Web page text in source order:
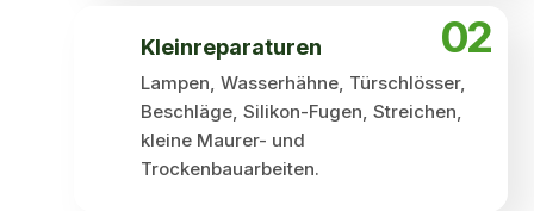
02
Kleinreparaturen
Lampen, Wasserhähne, Türschlösser,
Beschläge, Silikon-Fugen, Streichen,
kleine Maurer- und
Trockenbauarbeiten.